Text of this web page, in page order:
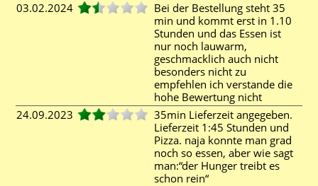
03.02.2024
Bei der Bestellung steht 35
min und kommt erst in 1.10
Stunden und das Essen ist
nur noch lauwarm,
geschmacklich auch nicht
besonders nicht zu
empfehlen ich verstande die
hohe Bewertung nicht
24.09.2023
35min Lieferzeit angegeben.
Lieferzeit 1:45 Stunden und
Pizza. naja konnte man grad
noch so essen, aber wie sagt
man:“der Hunger treibt es
schon rein“